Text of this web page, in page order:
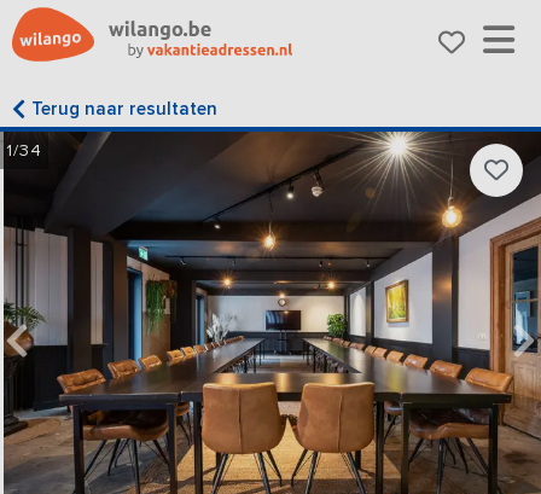
Terug naar resultaten
1/34